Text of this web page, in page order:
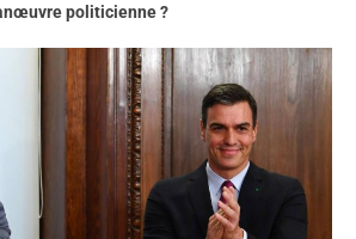
politicienne ?